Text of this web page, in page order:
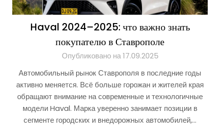
Haval 2024–2025: что важно знать
покупателю в Ставрополе
Опубликовано на 17.09.2025
Автомобильный рынок Ставрополя в последние годы
активно меняется. Всё больше горожан и жителей края
обращают внимание на современные и технологичные
модели Haval. Марка уверенно занимает позиции в
сегменте городских и внедорожных автомобилей,…